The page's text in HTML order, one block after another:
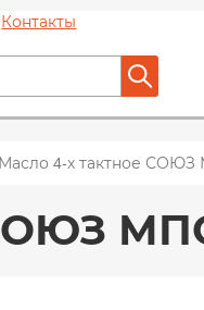
Контакты
Масло 4-х тактное СОЮЗ